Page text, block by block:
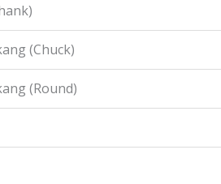
(Chuck)
(Round)